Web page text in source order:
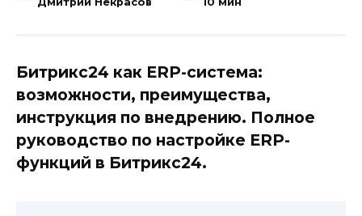
Битрикс24 как ERP-система:
возможности, преимущества,
инструкция по внедрению. Полное
руководство по настройке ERP-
функций в Битрикс24.